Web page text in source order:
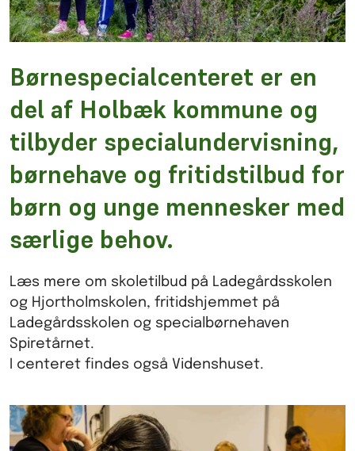
Børnespecialcenteret er en
del af Holbæk kommune og
tilbyder specialundervisning,
børnehave og fritidstilbud for
børn og unge mennesker med
særlige behov.
Læs mere om skoletilbud på Ladegårdsskolen
og Hjortholmskolen, fritidshjemmet på
Ladegårdsskolen og specialbørnehaven
Spiretårnet.
I centeret findes også Videnshuset.